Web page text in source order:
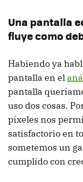
Una pantalla
fluye como
Habiendo ya
pantalla en el
pantalla
uso dos cosas.
píxeles nos
satisfactorio en
sometemos un
cumplido con